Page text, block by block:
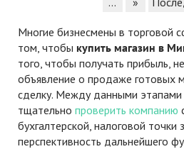
Многие бизнесмены в торговой
том, чтобы купить магазин в
того, чтобы получать прибыль,
объявление о продаже готовых
сделку. Между данными
тщательно проверить компанию
бухгалтерской, налоговой точки
перспективность дальнейшего